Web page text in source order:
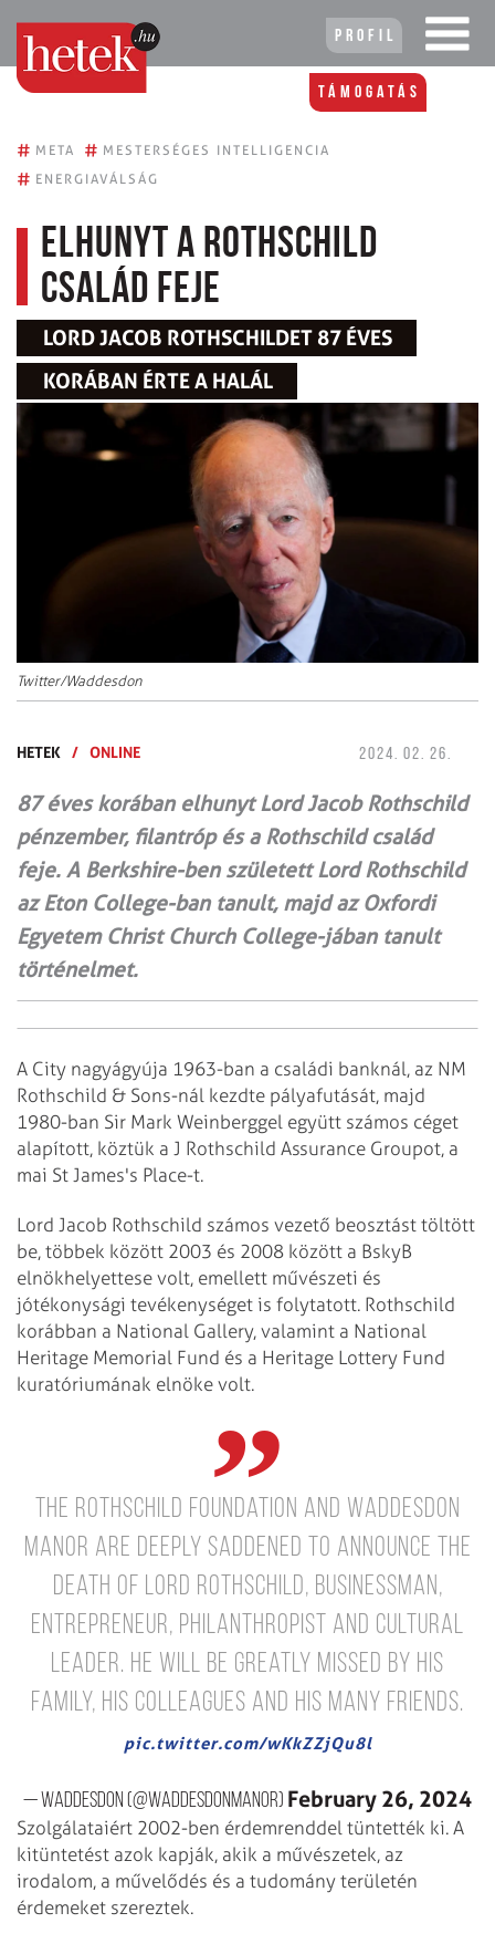
Profil
Támogatás
# META # MESTERSÉGES INTELLIGENCIA
# ENERGIAVÁLSÁG
Elhunyt a Rothschild
család feje
LORD JACOB ROTHSCHILDET 87 ÉVES
KORÁBAN ÉRTE A HALÁL
Twitter/Waddesdon
HETEK / ONLINE 2024. 02. 26.
87 éves korában elhunyt Lord Jacob Rothschild
pénzember, filantróp és a Rothschild család
feje. A Berkshire-ben született Lord Rothschild
az Eton College-ban tanult, majd az Oxfordi
Egyetem Christ Church College-jában tanult
történelmet.
A City nagyágyúja 1963-ban a családi banknál, az NM
Rothschild & Sons-nál kezdte pályafutását, majd
1980-ban Sir Mark Weinberggel együtt számos céget
alapított, köztük a J Rothschild Assurance Groupot, a
mai St James's Place-t.
Lord Jacob Rothschild számos vezető beosztást töltött
be, többek között 2003 és 2008 között a BskyB
elnökhelyettese volt, emellett művészeti és
jótékonysági tevékenységet is folytatott. Rothschild
korábban a National Gallery, valamint a National
Heritage Memorial Fund és a Heritage Lottery Fund
kuratóriumának elnöke volt.
The Rothschild Foundation and Waddesdon
Manor are deeply saddened to announce the
death of Lord Rothschild, businessman,
entrepreneur, philanthropist and cultural
leader. He will be greatly missed by his
family, his colleagues and his many friends.
pic.twitter.com/wKkZZjQu8l
— Waddesdon (@WaddesdonManor) February 26, 2024
Szolgálataiért 2002-ben érdemrenddel tüntették ki. A
kitüntetést azok kapják, akik a művészetek, az
irodalom, a művelődés és a tudomány területén
érdemeket szereztek.